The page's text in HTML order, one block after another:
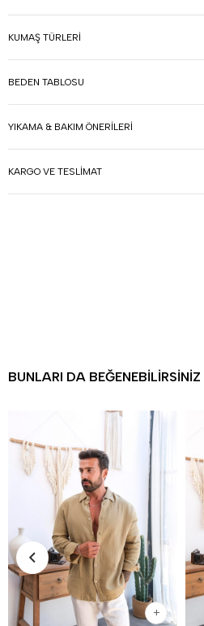
KUMAŞ TÜRLERI
BEDEN TABLOSU
YIKAMA & BAKIM ÖNERILERI
KARGO VE TESLIMAT
BUNLARI DA BEĞENEBILIRSINIZ